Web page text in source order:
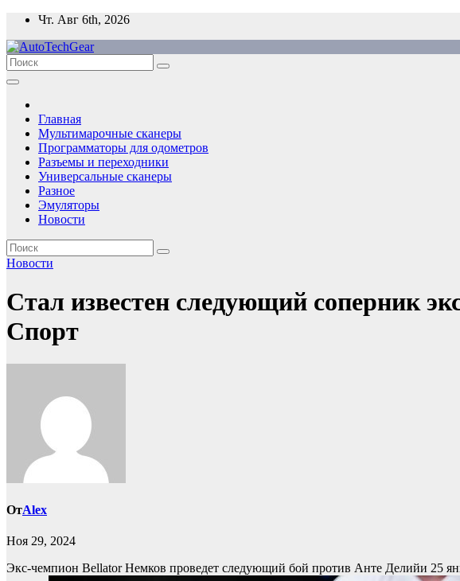
Перейти
содержимому
Чт. Авг 6th, 2026
Главная
Мультимарочные сканеры
Программаторы для одометров
Разъемы и переходники
Универсальные сканеры
Разное
Эмуляторы
Новости
Новости
Стал известен следующий соперник
Спорт
ОтAlex
Ноя 29, 2024
Экс-чемпион Bellator Немков проведет следующий бой против Анте Делийи 25